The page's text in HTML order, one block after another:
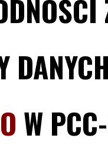
WEWNĘTRZNY IATF
BHP
W